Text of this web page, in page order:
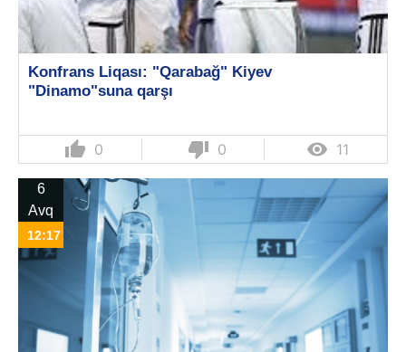
Konfrans Liqası: "Qarabağ" Kiyev
"Dinamo"suna qarşı
thumb_up 0 thumb_down 0  11
6
Avq
12:17